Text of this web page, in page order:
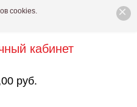
×
cookies.
кабинет
руб.